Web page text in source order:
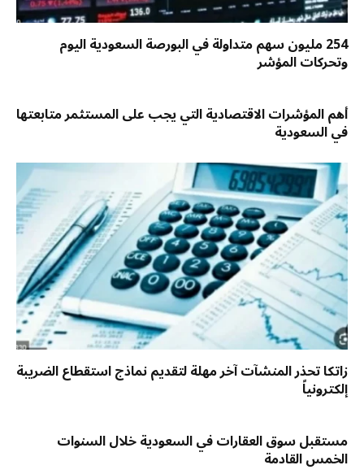
254 مليون سهم متداولة في البورصة السعودية اليوم
وتحركات المؤشر
أهم المؤشرات الاقتصادية التي يجب على المستثمر متابعتها
في السعودية
زاتكا تحذر المنشآت آخر مهلة لتقديم نماذج استقطاع الضريبة
إلكترونياً
مستقبل سوق العقارات في السعودية خلال السنوات
الخمس القادمة